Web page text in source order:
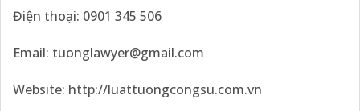
Điện thoại: 0901 345 506
Email: tuonglawyer@gmail.com
Website: http://luattuongcongsu.com.vn